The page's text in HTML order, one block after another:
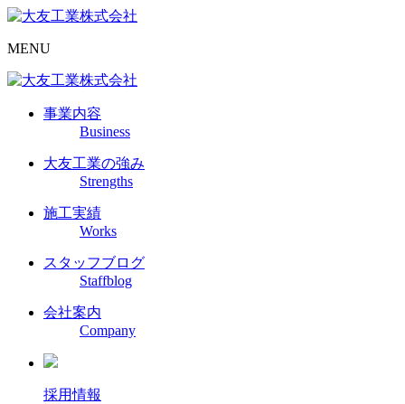
MENU
事業内容
Business
大友工業の強み
Strengths
施工実績
Works
スタッフブログ
Staffblog
会社案内
Company
採用情報